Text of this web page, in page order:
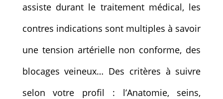
assiste durant le traitement médical, les
contres indications sont multiples à savoir
une tension artérielle non conforme, des
blocages veineux… Des critères à suivre
selon votre profil : l’Anatomie, seins,